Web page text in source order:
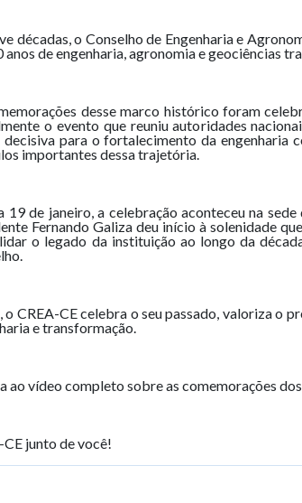
décadas, o Conselho de Engenharia e
anos de engenharia, agronomia e geociências
desse marco histórico foram
o evento que reuniu autoridades
para o fortalecimento da engenharia
importantes dessa trajetória.
19 de janeiro, a celebração aconteceu na
Fernando Galiza deu início à solenidade
o legado da instituição ao longo da
o CREA-CE celebra o seu passado, valoriza o
e transformação.
ao vídeo completo sobre as comemorações
CE junto de você!